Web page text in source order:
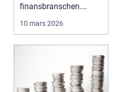
finansbranschen.
Bolag bygger nya
10 mars 2026